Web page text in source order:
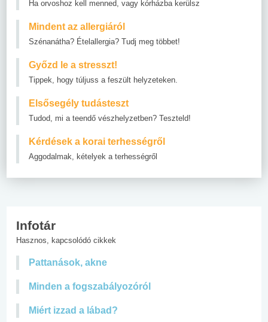
Ha orvoshoz kell menned, vagy kórházba kerülsz
Mindent az allergiáról
Szénanátha? Ételallergia? Tudj meg többet!
Győzd le a stresszt!
Tippek, hogy túljuss a feszült helyzeteken.
Elsősegély tudásteszt
Tudod, mi a teendő vészhelyzetben? Teszteld!
Kérdések a korai terhességről
Aggodalmak, kételyek a terhességről
Infotár
Hasznos, kapcsolódó cikkek
Pattanások, akne
Minden a fogszabályozóról
Miért izzad a lábad?